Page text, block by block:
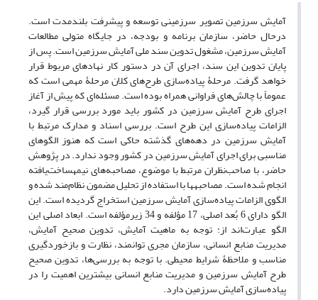
آمایش سرزمین تصویر سرزمینی توسعه و پیشرفت بلندمدت است.
درحال حاضر، سازمان برنامه‌ و بودجه، در جایگاه متولی مطالعات
آمایش سرزمین، مشغول تدوین سند ملی آمایش سرزمین است. پس از
پایان تدوین این سند، اجرای آن در دستور کار نهادهای مربوط قرار
خواهد گرفت. مرحلۀ پیاده‌سازی طرح‌های کلان مرحلۀ مهمی است که
عموماً با چالش‌های فراوانی همراه بوده است. مسئله‌ای که پیش از آغاز
اجرای طرح آمایش سرزمین در کشور باید مورد بررسی قرار گیرد،
الزامات پیاده‌سازی این طرح است. بررسی اسناد و مدارک مرتبط با
آمایش سرزمین در دهه‌های گذشته حاکی است که هنوز الگوهای
مناسبی برای اجرای آمایش سرزمین در کشور وجود ندارد. در پژوهش
حاضر، با صاحب‌نظران مرتبط با موضوع، مصاحبه‌های نیمه­ساخت‌یافته
انجام شده است. مصاحبه­ها با استفاده از تحلیل مضمون نظام‌مند شده و
الگوی الزامات پیاده‌سازی آمایش سرزمین استخراج گردیده است. این
الگو دارای 6 بُعد اصلی، 17 مؤلفه و 34 زیرمؤلفه است. ابعاد اصلی این
الگو عبارت‌اند از: توجه به ماهیت آمایش، تدوین صحیح آمایش،
مدیریت منابع انسانی، سازمان مجری توانمند، نظارت و بازخوردگیری
مناسب و ملاحظۀ شرایط محیطی. با توجه به بررسی‌ها، تدوین صحیح
طرح آمایش سرزمین و مدیریت منابع انسانی بیشترین اهمیت را در
پیاده‌سازی آمایش سرزمین دارد.